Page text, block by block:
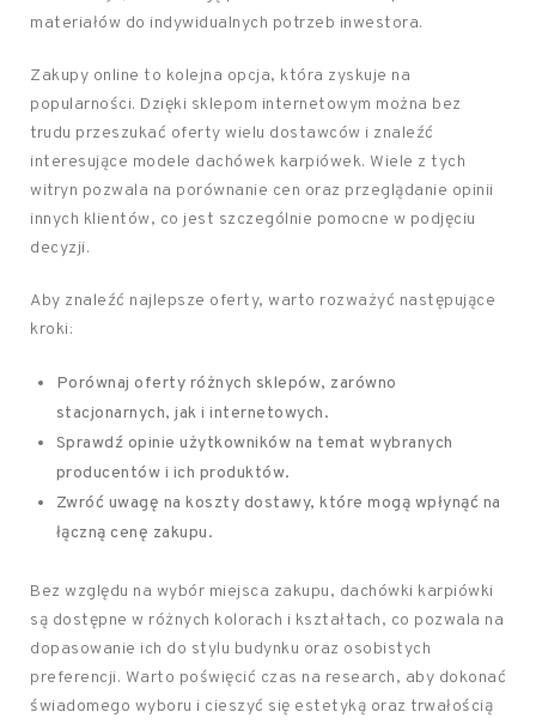
materiałów do indywidualnych potrzeb inwestora.
Zakupy online to kolejna opcja, która zyskuje na
popularności. Dzięki sklepom internetowym można bez
trudu przeszukać oferty wielu dostawców i znaleźć
interesujące modele dachówek karpiówek. Wiele z tych
witryn pozwala na porównanie cen oraz przeglądanie opinii
innych klientów, co jest szczególnie pomocne w podjęciu
decyzji.
Aby znaleźć najlepsze oferty, warto rozważyć następujące
kroki:
Porównaj oferty różnych sklepów, zarówno
stacjonarnych, jak i internetowych.
Sprawdź opinie użytkowników na temat wybranych
producentów i ich produktów.
Zwróć uwagę na koszty dostawy, które mogą wpłynąć na
łączną cenę zakupu.
Bez względu na wybór miejsca zakupu, dachówki karpiówki
są dostępne w różnych kolorach i kształtach, co pozwala na
dopasowanie ich do stylu budynku oraz osobistych
preferencji. Warto poświęcić czas na research, aby dokonać
świadomego wyboru i cieszyć się estetyką oraz trwałością